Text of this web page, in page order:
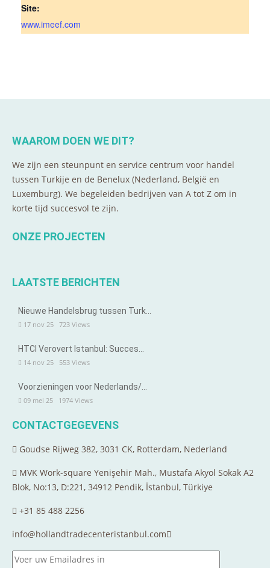
Site:
www.imeef.com
WAAROM DOEN WE DIT?
We zijn een steunpunt en service centrum voor handel
tussen Turkije en de Benelux (Nederland, België en
Luxemburg). We begeleiden bedrijven van A tot Z om in
korte tijd succesvol te zijn.
ONZE PROJECTEN
LAATSTE BERICHTEN
Nieuwe Handelsbrug tussen Turk…
17 nov 25 723 Views
HTCI Verovert Istanbul: Succes…
14 nov 25 553 Views
Voorzieningen voor Nederlands/…
09 mei 25 1974 Views
CONTACTGEGEVENS
Goudse Rijweg 382, 3031 CK, Rotterdam, Nederland
MVK Work-square Yenişehir Mah., Mustafa Akyol Sokak A2
Blok, No:13, D:221, 34912 Pendik, İstanbul, Türkiye
+31 85 488 2256
info@hollandtradecenteristanbul.com